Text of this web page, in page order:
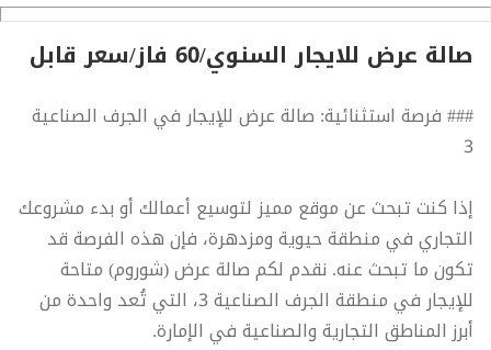
صالة عرض للايجار السنوي/60 فاز/سعر قابل
### فرصة استثنائية: صالة عرض للإيجار في الجرف الصناعية
3
إذا كنت تبحث عن موقع مميز لتوسيع أعمالك أو بدء مشروعك
التجاري في منطقة حيوية ومزدهرة، فإن هذه الفرصة قد
تكون ما تبحث عنه. نقدم لكم صالة عرض (شوروم) متاحة
للإيجار في منطقة الجرف الصناعية 3، التي تُعد واحدة من
أبرز المناطق التجارية والصناعية في الإمارة.